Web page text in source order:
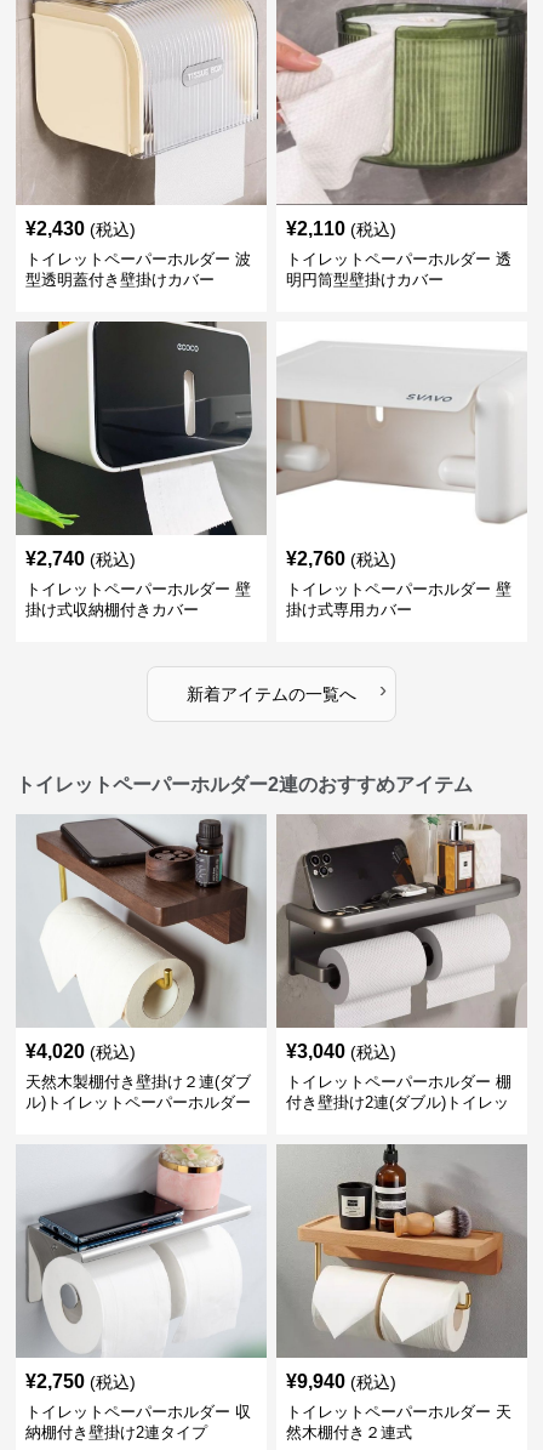
¥2,430 (税込)
トイレットペーパーホルダー 波
型透明蓋付き壁掛けカバー
¥2,110 (税込)
トイレットペーパーホルダー 透
明円筒型壁掛けカバー
¥2,740 (税込)
トイレットペーパーホルダー 壁
掛け式収納棚付きカバー
¥2,760 (税込)
トイレットペーパーホルダー 壁
掛け式専用カバー
新着アイテムの一覧へ ›
トイレットペーパーホルダー2連のおすすめアイテム
¥4,020 (税込)
天然木製棚付き壁掛け２連(ダブ
ル)トイレットペーパーホルダー
¥3,040 (税込)
トイレットペーパーホルダー 棚
付き壁掛け2連(ダブル)トイレッ
¥2,750 (税込)
トイレットペーパーホルダー 収
納棚付き壁掛け2連タイプ
¥9,940 (税込)
トイレットペーパーホルダー 天
然木棚付き２連式